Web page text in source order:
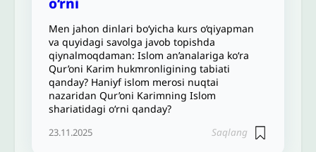
Men jahon dinlari bo‘yicha kurs o‘qiyapman
va quyidagi savolga javob topishda
qiynalmoqdaman: Islom an’analariga ko‘ra
Qur’oni Karim hukmronligining tabiati
qanday? Haniyf islom merosi nuqtai
nazaridan Qur’oni Karimning Islom
shariatidagi o‘rni qanday?
23.11.2025 Saqlang